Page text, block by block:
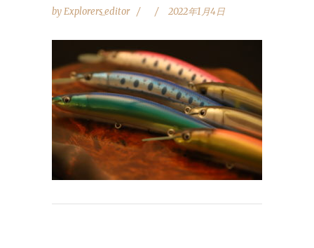
byExplorers_editor 2022年1月4日